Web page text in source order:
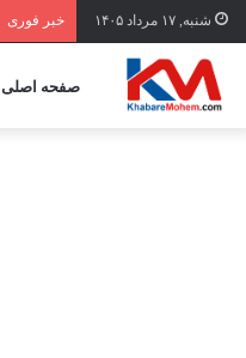
شنبه, ۱۷ مرداد ۱۴۰۵ خبر فوری
صفحه اصلی